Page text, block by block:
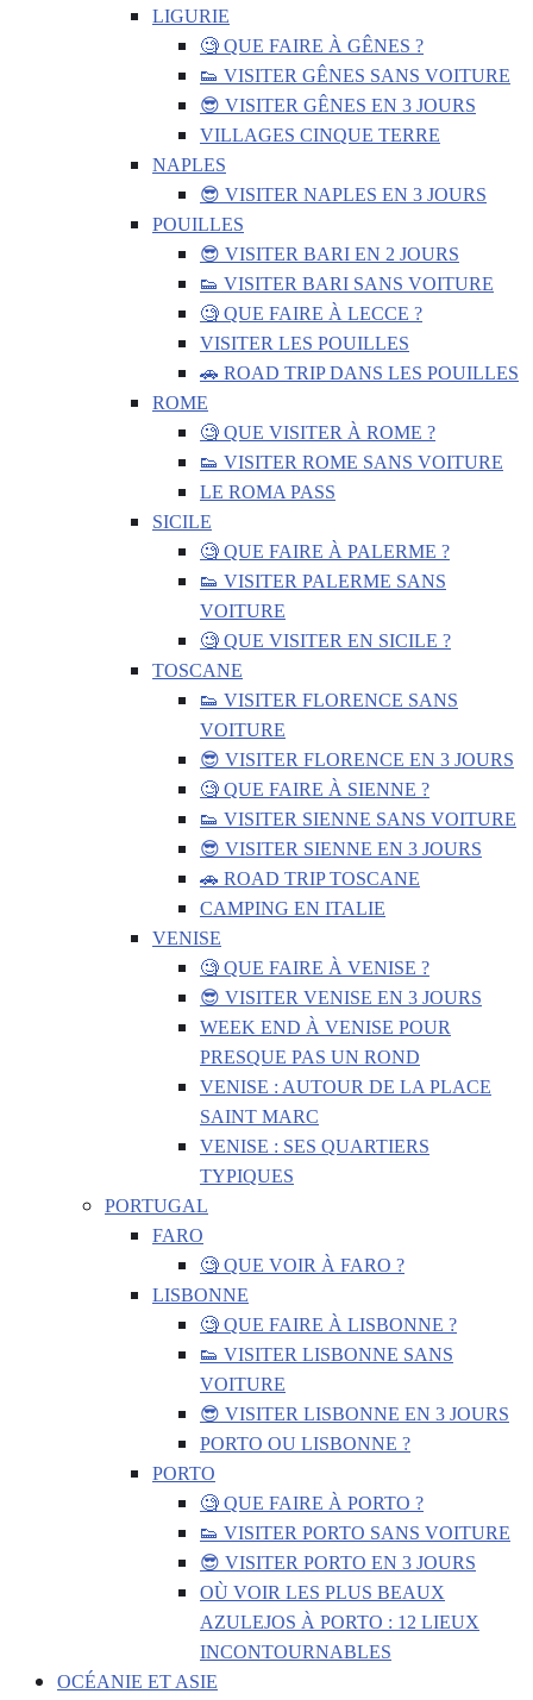
LIGURIE
🧐 QUE FAIRE À GÊNES ?
👟 VISITER GÊNES SANS VOITURE
😎 VISITER GÊNES EN 3 JOURS
VILLAGES CINQUE TERRE
NAPLES
😎 VISITER NAPLES EN 3 JOURS
POUILLES
😎 VISITER BARI EN 2 JOURS
👟 VISITER BARI SANS VOITURE
🧐 QUE FAIRE À LECCE ?
VISITER LES POUILLES
🚗 ROAD TRIP DANS LES POUILLES
ROME
🧐 QUE VISITER À ROME ?
👟 VISITER ROME SANS VOITURE
LE ROMA PASS
SICILE
🧐 QUE FAIRE À PALERME ?
👟 VISITER PALERME SANS
VOITURE
🧐 QUE VISITER EN SICILE ?
TOSCANE
👟 VISITER FLORENCE SANS
VOITURE
😎 VISITER FLORENCE EN 3 JOURS
🧐 QUE FAIRE À SIENNE ?
👟 VISITER SIENNE SANS VOITURE
😎 VISITER SIENNE EN 3 JOURS
🚗 ROAD TRIP TOSCANE
CAMPING EN ITALIE
VENISE
🧐 QUE FAIRE À VENISE ?
😎 VISITER VENISE EN 3 JOURS
WEEK END À VENISE POUR
PRESQUE PAS UN ROND
VENISE : AUTOUR DE LA PLACE
SAINT MARC
VENISE : SES QUARTIERS
TYPIQUES
PORTUGAL
FARO
🧐 QUE VOIR À FARO ?
LISBONNE
🧐 QUE FAIRE À LISBONNE ?
👟 VISITER LISBONNE SANS
VOITURE
😎 VISITER LISBONNE EN 3 JOURS
PORTO OU LISBONNE ?
PORTO
🧐 QUE FAIRE À PORTO ?
👟 VISITER PORTO SANS VOITURE
😎 VISITER PORTO EN 3 JOURS
OÙ VOIR LES PLUS BEAUX
AZULEJOS À PORTO : 12 LIEUX
INCONTOURNABLES
OCÉANIE ET ASIE